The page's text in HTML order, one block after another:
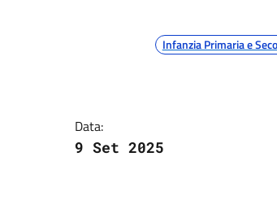
Argomenti
Infanzia Primaria e
Data:
9 Set 2025